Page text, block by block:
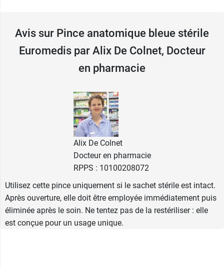
limiter les contaminations
La pince anatomique Euromedis est
conditionnée individuellement dans un
doit être jetée après utilisation. Ce
fonctionnement à usage unique permet de
respecter les règles d’asepsie, notamment dans
les structures ne disposant pas de matériel de
stérilisation ou lors de soins réalisés à domicile.
surface externe crantée ou rainurée
une bonne prise en main et limite le risque de
glissement pendant le soin. Selon le modèle, les
extrémités peuvent être dotées de griffes pour
renforcer la capacité de saisie.
Avis sur Pince anatomique bleue stérile
Euromedis par Alix De Colnet, Docteur
en pharmacie
Alix De Colnet
Docteur en pharmacie
RPPS : 10100208072
Utilisez cette pince uniquement si le sachet stérile est intact.
Après ouverture, elle doit être employée immédiatement puis
éliminée après le soin. Ne tentez pas de la restériliser : elle
est conçue pour un usage unique.